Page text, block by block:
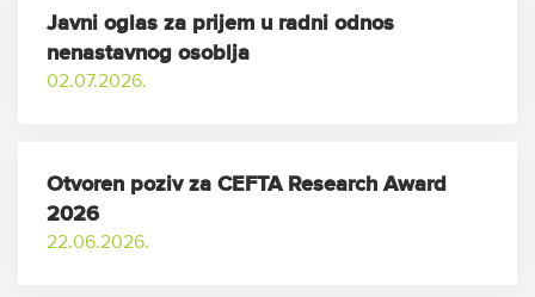
Javni oglas za prijem u radni odnos
nenastavnog osoblja
02.07.2026.
Otvoren poziv za CEFTA Research Award
2026
22.06.2026.